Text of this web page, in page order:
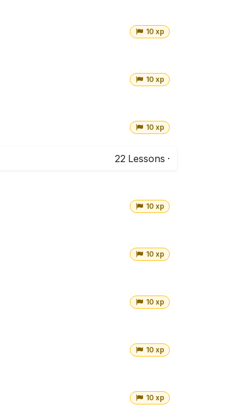
10 xp
10 xp
10 xp
22 Lessons ·
10 xp
10 xp
10 xp
10 xp
10 xp